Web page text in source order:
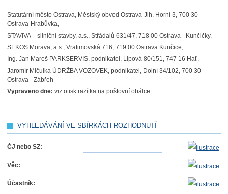
Statutární město Ostrava, Městský obvod Ostrava-Jih, Horní 3, 700 30
Ostrava-Hrabůvka,
STAVIVA – silniční stavby, a.s., Střádalů 631/47, 718 00 Ostrava - Kunčičky,
SEKOS Morava, a.s., Vratimovská 716, 719 00 Ostrava Kunčice,
Ing. Jan Mareš PARKSERVIS, podnikatel, Lipová 80/151, 747 16 Hať,
Jaromír Mičulka ÚDRŽBA VOZOVEK, podnikatel, Dolní 34/102, 700 30
Ostrava - Zábřeh
Vypraveno dne: viz otisk razítka na poštovní obálce
VYHLEDÁVÁNÍ VE SBÍRKÁCH ROZHODNUTÍ
ČJ nebo SZ:
Věc:
Účastník: